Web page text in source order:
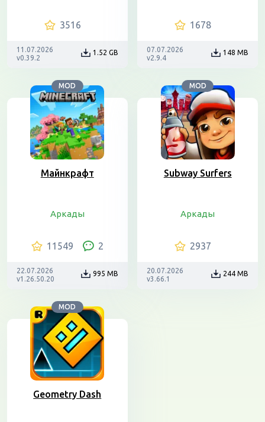
3516
11.07.2026
v0.39.2
1.52 GB
1678
07.07.2026
v2.9.4
148 MB
MOD
Майнкрафт
Аркады
11549 2
22.07.2026
v1.26.50.20
995 MB
MOD
Subway Surfers
Аркады
2937
20.07.2026
v3.66.1
244 MB
MOD
Geometry Dash